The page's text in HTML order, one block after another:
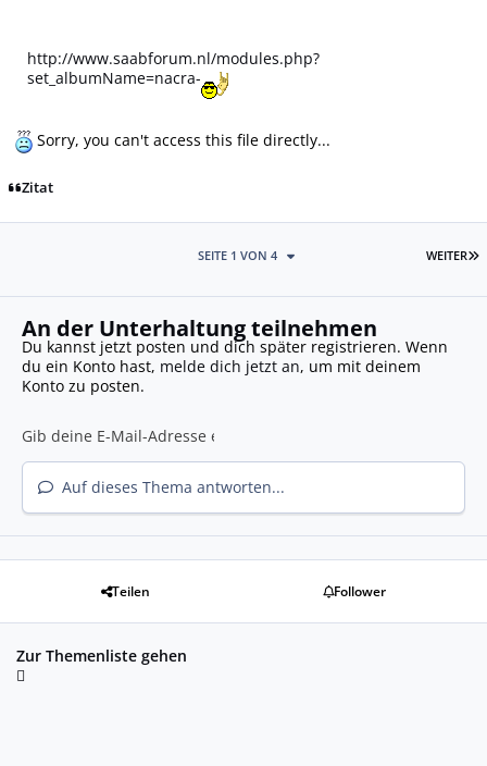
http://www.saabforum.nl/modules.php?
set_albumName=nacra-
Sorry, you can't access this file directly...
Zitat
WEITER
SEITE 1 VON 4
An der Unterhaltung teilnehmen
Du kannst jetzt posten und dich später registrieren. Wenn
du ein Konto hast, melde dich jetzt an, um mit deinem
Konto zu posten.
Auf dieses Thema antworten...
Teilen Follower
Zur Themenliste gehen